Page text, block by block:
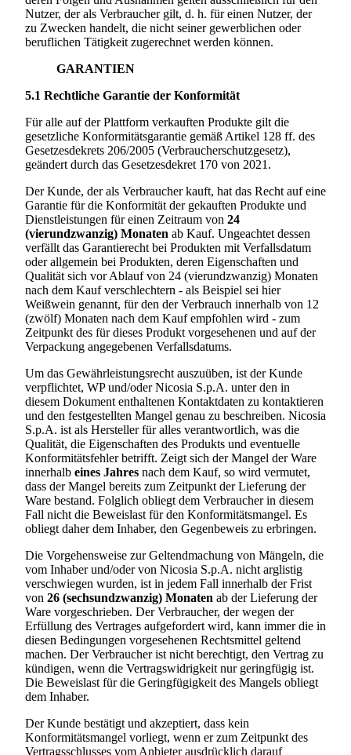
Nutzer, der als Verbraucher gilt, d. h. für einen Nutzer, der
zu Zwecken handelt, die nicht seiner gewerblichen oder
beruflichen Tätigkeit zugerechnet werden können.
GARANTIEN
5.1 Rechtliche Garantie der Konformität
Für alle auf der Plattform verkauften Produkte gilt die
gesetzliche Konformitätsgarantie gemäß Artikel 128 ff. des
Gesetzesdekrets 206/2005 (Verbraucherschutzgesetz),
geändert durch das Gesetzesdekret 170 von 2021.
Der Kunde, der als Verbraucher kauft, hat das Recht auf eine
Garantie für die Konformität der gekauften Produkte und
Dienstleistungen für einen Zeitraum von 24
(vierundzwanzig) Monaten ab Kauf. Ungeachtet dessen
verfällt das Garantierecht bei Produkten mit Verfallsdatum
oder allgemein bei Produkten, deren Eigenschaften und
Qualität sich vor Ablauf von 24 (vierundzwanzig) Monaten
nach dem Kauf verschlechtern - als Beispiel sei hier
Weißwein genannt, für den der Verbrauch innerhalb von 12
(zwölf) Monaten nach dem Kauf empfohlen wird - zum
Zeitpunkt des für dieses Produkt vorgesehenen und auf der
Verpackung angegebenen Verfallsdatums.
Um das Gewährleistungsrecht auszuüben, ist der Kunde
verpflichtet, WP und/oderNicosia S.p.A. unter den in
diesem Dokument enthaltenen Kontaktdaten zu kontaktieren
und den festgestellten Mangel genau zu beschreiben. Nicosia
S.p.A. ist als Hersteller für alles verantwortlich, was die
Qualität, die Eigenschaften des Produkts und eventuelle
Konformitätsfehler betrifft. Zeigt sich der Mangel der Ware
innerhalb eines Jahres nach dem Kauf, so wird vermutet,
dass der Mangel bereits zum Zeitpunkt der Lieferung der
Ware bestand. Folglich obliegt dem Verbraucher in diesem
Fall nicht die Beweislast für den Konformitätsmangel. Es
obliegt daher dem Inhaber, den Gegenbeweis zu erbringen.
Die Vorgehensweise zur Geltendmachung von Mängeln, die
vom Inhaber und/oder von Nicosia S.p.A. nicht arglistig
verschwiegen wurden, ist in jedem Fall innerhalb der Frist
von 26 (sechsundzwanzig) Monaten ab der Lieferung der
Ware vorgeschrieben. Der Verbraucher, der wegen der
Erfüllung des Vertrages aufgefordert wird, kann immer die in
diesen Bedingungen vorgesehenen Rechtsmittel geltend
machen. Der Verbraucher ist nicht berechtigt, den Vertrag zu
kündigen, wenn die Vertragswidrigkeit nur geringfügig ist.
Die Beweislast für die Geringfügigkeit des Mangels obliegt
dem Inhaber.
Der Kunde bestätigt und akzeptiert, dass kein
Konformitätsmangel vorliegt, wenn er zum Zeitpunkt des
Vertragsschlusses vom Anbieter ausdrücklich darauf